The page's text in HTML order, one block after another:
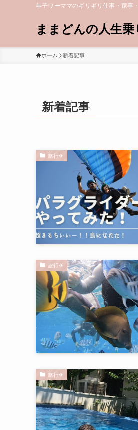
年子ワーママのギリギリ仕事・家事
ままどんの人生
ホーム 新着記事
新着記事
旅行✈︎
旅行✈︎
旅行✈︎